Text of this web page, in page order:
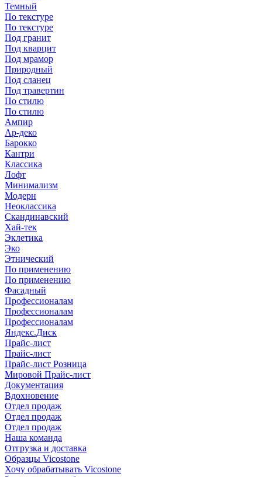
Темный
По текстуре
По текстуре
Под гранит
Под кварцит
Под мрамор
Природный
Под сланец
Под травертин
По стилю
По стилю
Ампир
Ар-деко
Барокко
Кантри
Классика
Лофт
Минимализм
Модерн
Неоклассика
Скандинавский
Хай-тек
Эклетика
Эко
Этнический
По применению
По применению
Фасадный
Профессионалам
Профессионалам
Профессионалам
Яндекс.Диск
Прайс-лист
Прайс-лист
Прайс-лист Розница
Мировой Прайс-лист
Документация
Вдохновение
Отдел продаж
Отдел продаж
Отдел продаж
Наша команда
Отгрузка и доставка
Образцы Vicostone
Хочу обрабатывать Vicostone